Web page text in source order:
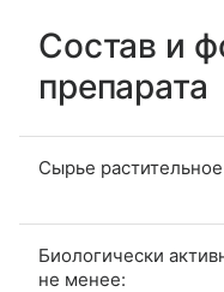
Состав и
препарата
Сырье
Биологически
не менее: